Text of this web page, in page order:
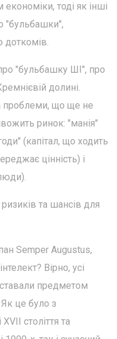
тоді як інші
"бульбашки",
доткомів.
"бульбашку ШІ", про
долині.
проблеми, що ще не
ринок: "манія"
(капітал, що ходить
цінність) і
та шансів для
Semper Augustus,
Вірно, усі
ставали предметом
це було з
століття та